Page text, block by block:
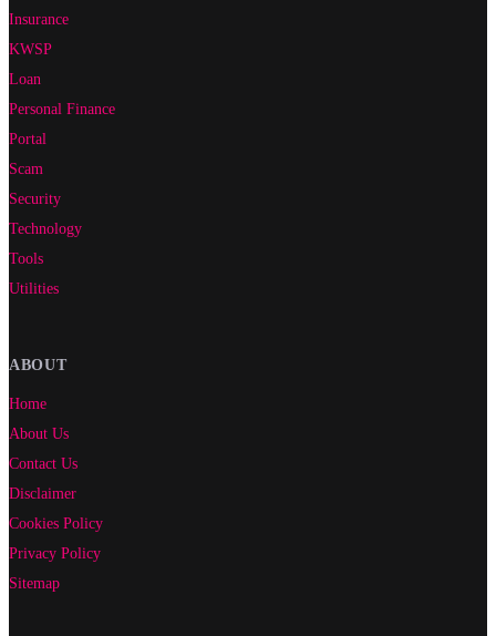
Insurance
KWSP
Loan
Personal Finance
Portal
Scam
Security
Technology
Tools
Utilities
ABOUT
Home
About Us
Contact Us
Disclaimer
Cookies Policy
Privacy Policy
Sitemap